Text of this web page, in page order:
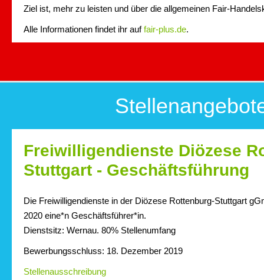
Ziel ist, mehr zu leisten und über die allgemeinen Fair-
Alle Informationen findet ihr auffair-plus.de.
Freiwilligendienste Diözese
Stuttgart - Geschäftsführung
Die Freiwilligendienste in der Diözese Rottenburg-Stuttgart
2020 eine*n Geschäftsführer*in.
Dienstsitz: Wernau. 80% Stellenumfang
Bewerbungsschluss: 18. Dezember 2019
Stellenausschreibung